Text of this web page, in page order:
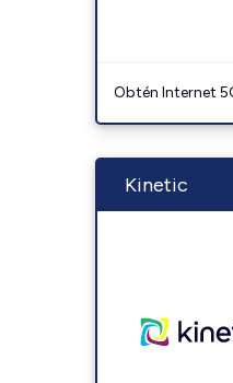
Obtén Internet
Kinetic